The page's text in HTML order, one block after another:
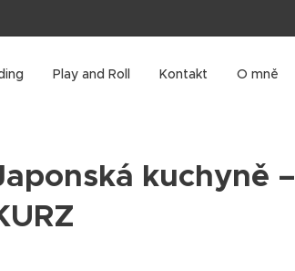
Play and Roll Kontakt O mně
kuchyně –